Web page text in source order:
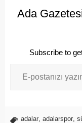
Ada
Subscribe to
adalar, adalarspor,